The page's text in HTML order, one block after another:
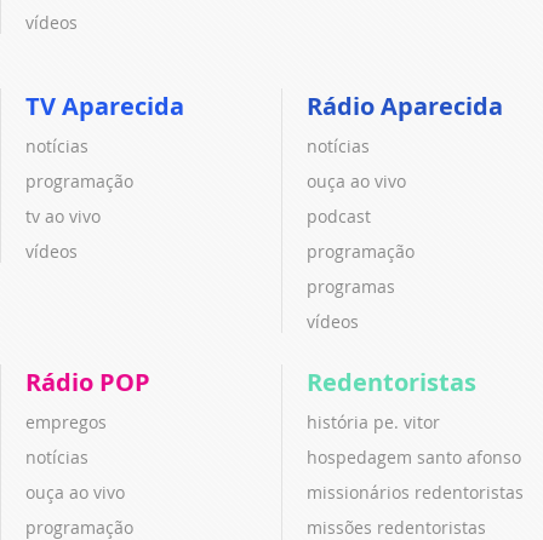
vídeos
TV Aparecida
notícias
programação
tv ao vivo
vídeos
Rádio Aparecida
notícias
ouça ao vivo
podcast
programação
programas
vídeos
Rádio POP
empregos
notícias
ouça ao vivo
programação
Redentoristas
história pe. vitor
hospedagem santo afonso
missionários redentoristas
missões redentoristas